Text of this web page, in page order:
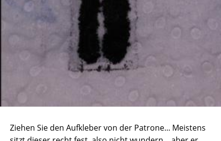
Ziehen Sie den Aufkleber von der Patrone... Meistens